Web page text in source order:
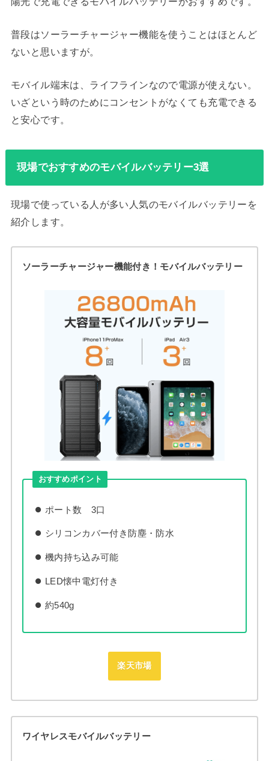
普段はソーラーチャージャー機能を使うことはほとんど
ないと思いますが。
モバイル端末は、ライフラインなので電源が使えない。
いざという時のためにコンセントがなくても充電できる
と安心です。
現場でおすすめのモバイルバッテリー3選
現場で使っている人が多い人気のモバイルバッテリーを
紹介します。
ソーラーチャージャー機能付き！モバイルバッテリー
おすすめポイント
ポート数 3口
シリコンカバー付き防塵・防水
機内持ち込み可能
LED懐中電灯付き
約540g
楽天市場
ワイヤレスモバイルバッテリー